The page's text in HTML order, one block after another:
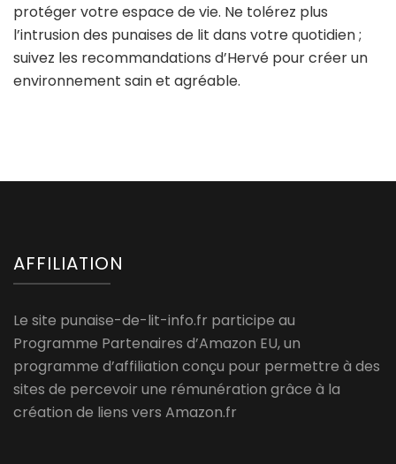
protéger votre espace de vie. Ne tolérez plus
l’intrusion des punaises de lit dans votre quotidien ;
suivez les recommandations d’Hervé pour créer un
environnement sain et agréable.
AFFILIATION
Le site punaise-de-lit-info.fr participe au
Programme Partenaires d’Amazon EU, un
programme d’affiliation conçu pour permettre à des
sites de percevoir une rémunération grâce à la
création de liens vers Amazon.fr